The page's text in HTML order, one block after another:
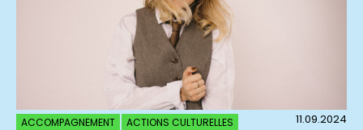
ACCOMPAGNEMENT ACTIONS CULTURELLES 11.09.2024